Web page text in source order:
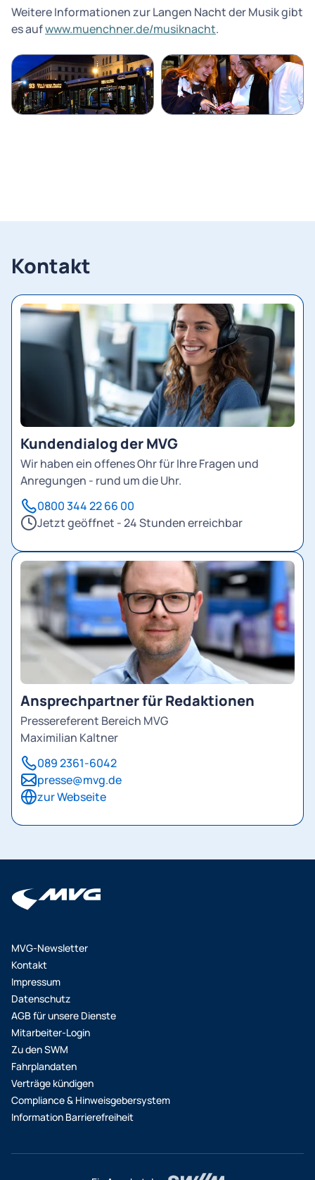
Weitere Informationen zur Langen Nacht der Musik gibt
es aufwww.muenchner.de/musiknacht.
Kontakt
Kundendialog der MVG
Wir haben ein offenes Ohr für Ihre Fragen und
Anregungen - rund um die Uhr.
0800 344 22 66 00
Jetzt geöffnet - 24 Stunden erreichbar
Ansprechpartner für Redaktionen
Pressereferent Bereich MVG
Maximilian Kaltner
089 2361-6042
presse@mvg.de
zur Webseite
MVG-Newsletter
Kontakt
Impressum
Datenschutz
AGB für unsere Dienste
Mitarbeiter-Login
Zu den SWM
Fahrplandaten
Verträge kündigen
Compliance & Hinweisgebersystem
Information Barrierefreiheit